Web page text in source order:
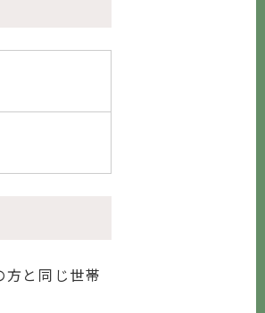
と同じ世帯